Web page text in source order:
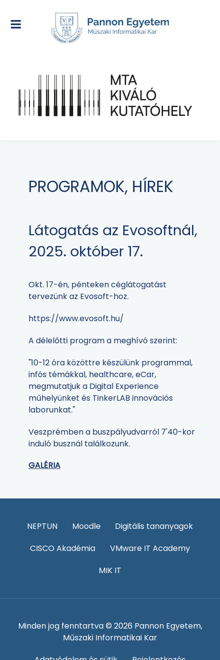
PROGRAMOK, HÍREK
Látogatás az Evosoftnál,
2025. október 17.
Okt. 17-én, pénteken céglátogatást
tervezünk az Evosoft-hoz.
https://www.evosoft.hu/
A délelőtti program a meghívó szerint:
"10-12 óra közöttre készülünk programmal,
infós témákkal, healthcare, eCar,
megmutatjuk a Digital Experience
műhelyünket és TinkerLAB innovációs
laborunkat."
Veszprémben a buszpályudvarról 7'40-kor
induló busznál találkozunk.
GALÉRIA
NEPTUN Moodle
Digitális tananyagok
CISCO Akadémia
VMware IT Academy
MIK IT
Minden jog fenntartva © 2026 Pannon Egyetem,
Műszaki Informatikai Kar